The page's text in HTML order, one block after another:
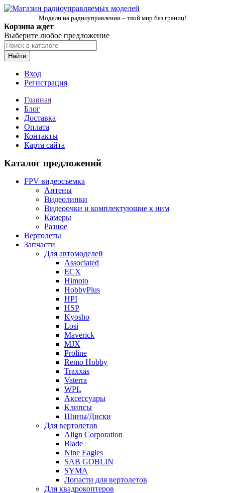
Модели на радиоуправлении – твой мир без границ!
Корзина ждет
Выберите любое предложение
Найти
Вход
Регистрация
Главная
Блог
Доставка
Оплата
Контакты
Карта сайта
Каталог предложений
FPV видеосъемка
Антены
Видеолинки
Видеоочки и комплектующие к ним
Камеры
Разное
Вертолеты
Запчасти
Для автомоделей
Associated
ECX
Himoto
HobbyPlus
HPI
HSP
Kyosho
Losi
Maverick
MJX
Proline
Remo Hobby
Traxxas
Vaterra
WPL
Аксессуары
Клипсы
Шины/Диски
Для вертолетов
Align Corporation
Blade
Nine Eagles
SAB GOBLIN
SYMA
Лопасти для вертолетов
Для квадрокоптеров